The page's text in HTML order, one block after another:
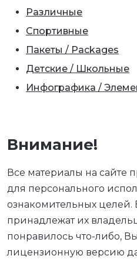
Различные
Спортивные
Пакеты / Packages
Детские / Школьные
Инфографика /
Внимание!
Все материалы на сайте
для персонального
ознакомительных целей.
принадлежат их
понравилось что-либо,
лицензионную версию